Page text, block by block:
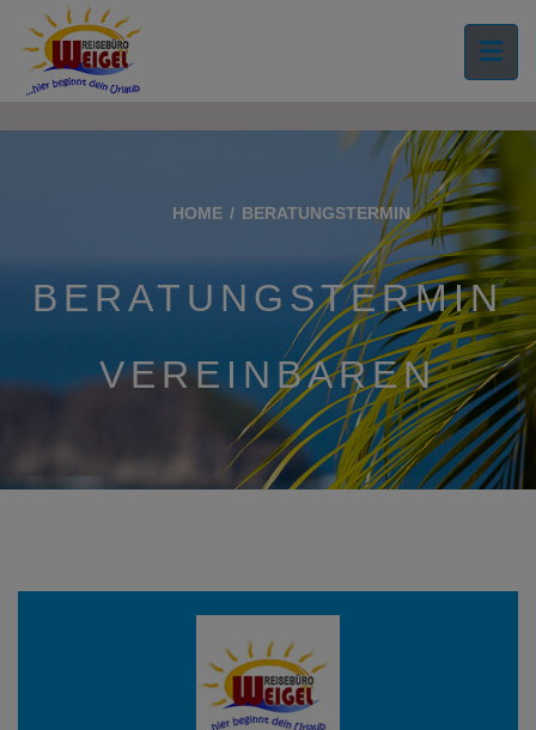
HOME BERATUNGSTERMIN
BERATUNGSTERMIN
VEREINBAREN